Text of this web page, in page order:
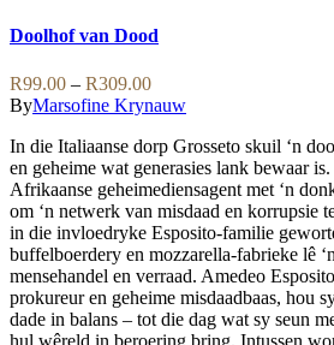
options
be
chosen
on
the
product
page
has
variants.
The
options
may
be
chosen
on
the
product
page
Doolhof van Dood
R99.00 – R309.00Price
range:
through
R309.00
ByMarsofine Krynauw
In die Italiaanse dorp Grosseto skuil ‘n
en geheime wat generasies lank bewaar
Afrikaanse geheimediensagent met ‘n
om ‘n netwerk van misdaad en korrupsie
in die invloedryke Esposito-familie
buffelboerdery en mozzarella-fabrieke lê
mensehandel en verraad. Amedeo
prokureur en geheime misdaadbaas, hou
dade in balans – tot die dag wat sy seun
hul wêreld in beroering bring. Intussen